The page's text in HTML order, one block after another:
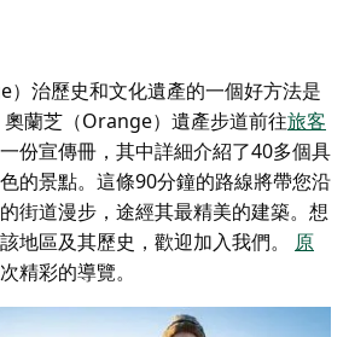
）治歷史和文化遺產的一個好方法是
奧蘭芝（Orange）遺產步道前往旅客
份宣傳冊，其中詳細介紹了40多個具
的景點。這條90分鐘的路線將帶您沿
街道漫步，途經其最精美的建築。想
地區及其歷史，歡迎加入我們。 原
精彩的導覽。